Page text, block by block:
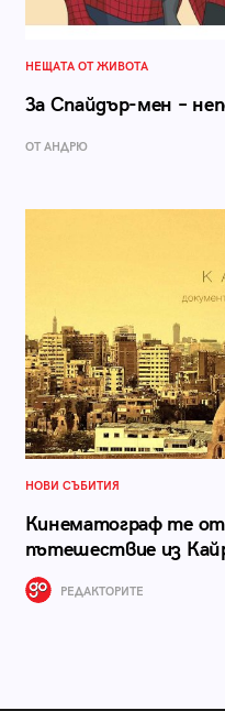
НЕЩАТА ОТ ЖИВОТА
За Спайдър-мен –
ОТ АНДРЮ
НОВИ СЪБИТИЯ
Кинематограф те
пътешествие из
РЕДАКТОРИТЕ